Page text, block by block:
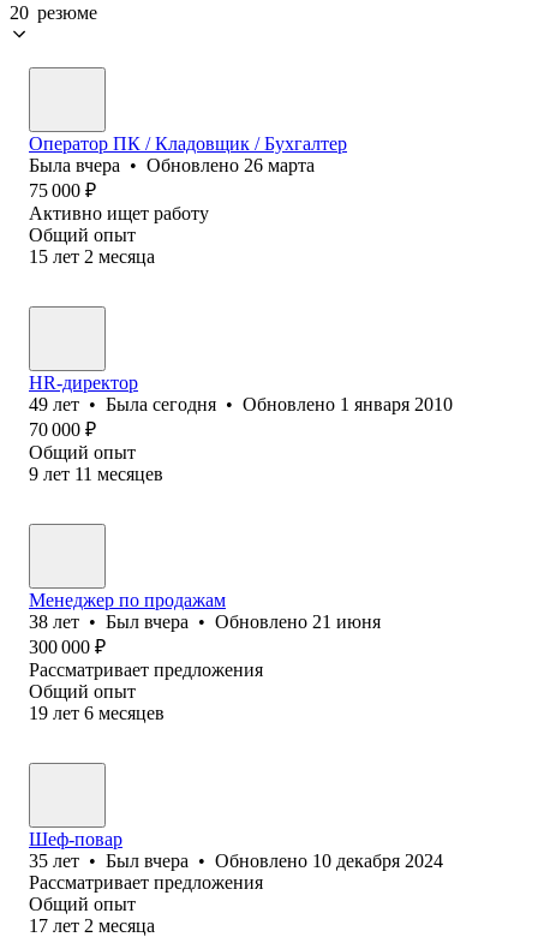
20 резюме
Оператор ПК / Кладовщик / Бухгалтер
Была вчера • Обновлено 26 марта
75 000 ₽
Активно ищет работу
Общий опыт
15 лет 2 месяца
HR-директор
49 лет • Была сегодня • Обновлено 1 января 2010
70 000 ₽
Общий опыт
9 лет 11 месяцев
Менеджер по продажам
38 лет • Был вчера • Обновлено 21 июня
300 000 ₽
Рассматривает предложения
Общий опыт
19 лет 6 месяцев
Шеф-повар
35 лет • Был вчера • Обновлено 10 декабря 2024
Рассматривает предложения
Общий опыт
17 лет 2 месяца